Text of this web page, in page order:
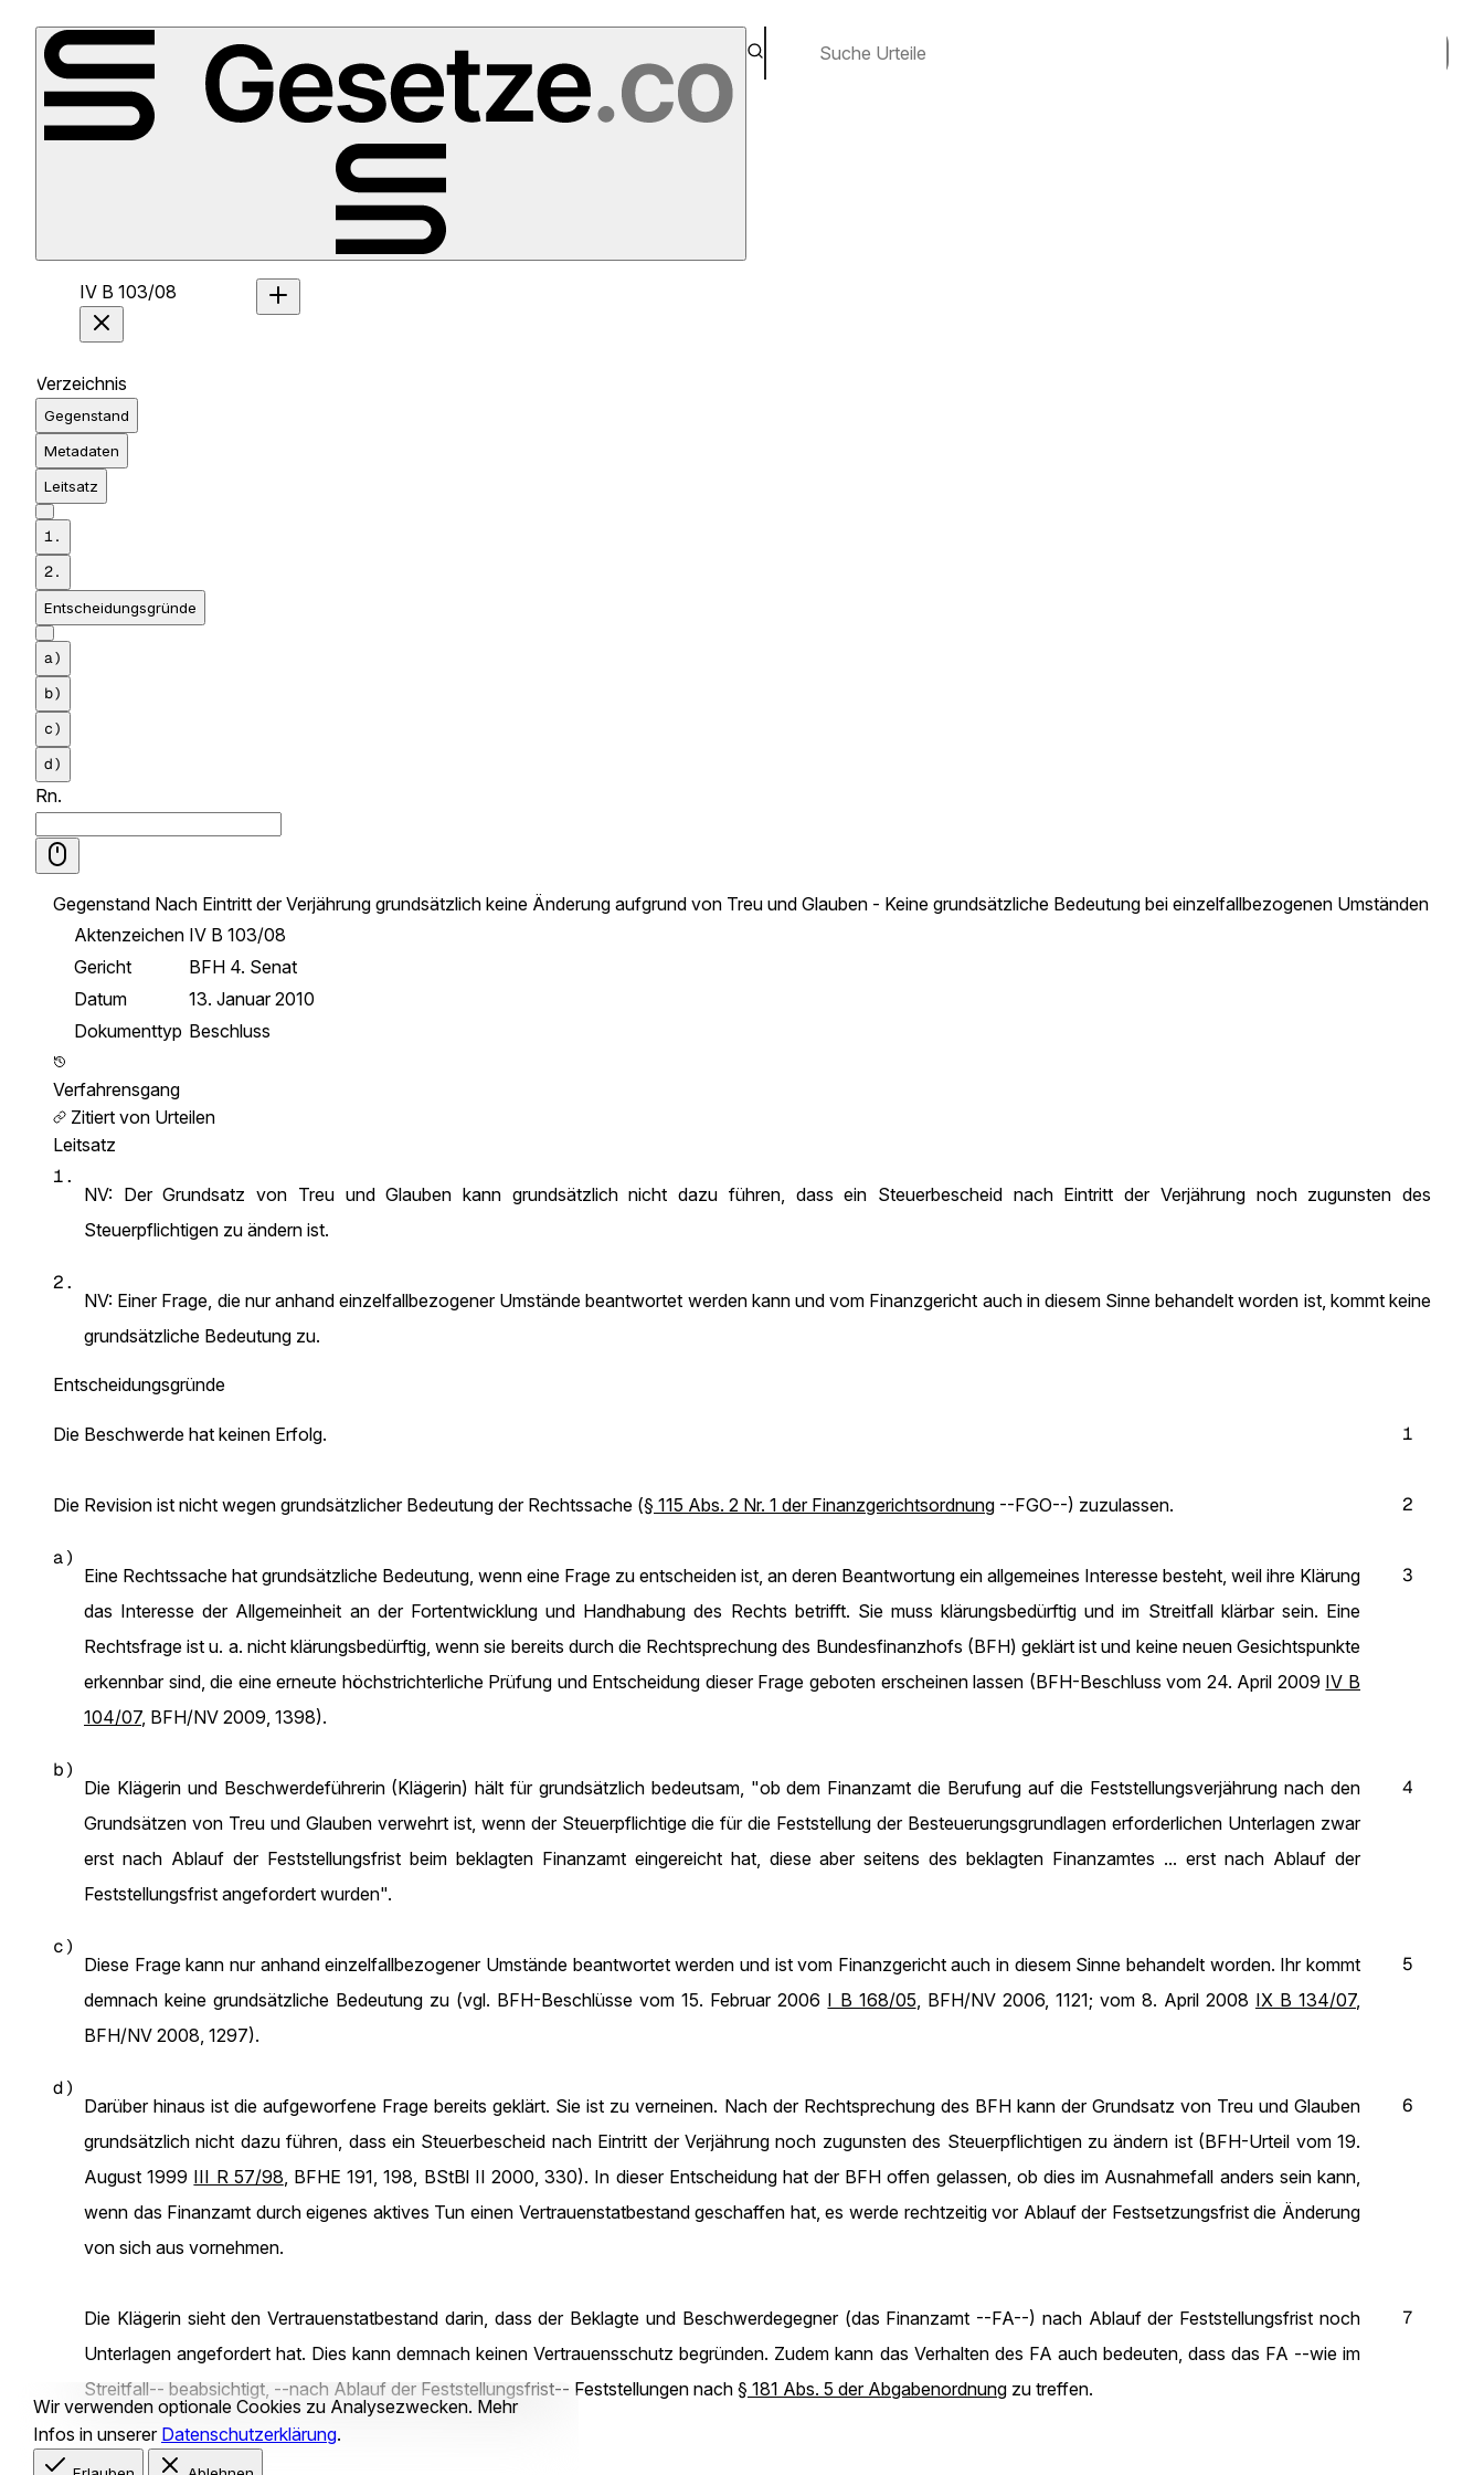
IV B 103/08
Verzeichnis
Gegenstand
Metadaten
Leitsatz
1.
2.
Entscheidungsgründe
a)
b)
c)
d)
Rn.
Gegenstand Nach Eintritt der Verjährung grundsätzlich keine Änderung aufgrund von Treu und Glauben - Keine grundsätzliche Bedeutung bei einzelfallbezogenen Umständen
Aktenzeichen IV B 103/08
Gericht
BFH 4. Senat
Datum
13. Januar 2010
Dokumenttyp Beschluss
Verfahrensgang
Zitiert von Urteilen
Leitsatz
1.
NV: Der Grundsatz von Treu und Glauben kann grundsätzlich nicht dazu führen, dass ein Steuerbescheid nach Eintritt der Verjährung noch zugunsten des
Steuerpflichtigen zu ändern ist.
2.
NV: Einer Frage, die nur anhand einzelfallbezogener Umstände beantwortet werden kann und vom Finanzgericht auch in diesem Sinne behandelt worden ist, kommt keine
grundsätzliche Bedeutung zu.
Entscheidungsgründe
1
Die Beschwerde hat keinen Erfolg.
2
Die Revision ist nicht wegen grundsätzlicher Bedeutung der Rechtssache (§ 115 Abs. 2 Nr. 1 der Finanzgerichtsordnung --FGO--) zuzulassen.
a)
3
Eine Rechtssache hat grundsätzliche Bedeutung, wenn eine Frage zu entscheiden ist, an deren Beantwortung ein allgemeines Interesse besteht, weil ihre Klärung
das Interesse der Allgemeinheit an der Fortentwicklung und Handhabung des Rechts betrifft. Sie muss klärungsbedürftig und im Streitfall klärbar sein. Eine
Rechtsfrage ist u. a. nicht klärungsbedürftig, wenn sie bereits durch die Rechtsprechung des Bundesfinanzhofs (BFH) geklärt ist und keine neuen Gesichtspunkte
erkennbar sind, die eine erneute höchstrichterliche Prüfung und Entscheidung dieser Frage geboten erscheinen lassen (BFH-Beschluss vom 24. April 2009 IV B
104/07, BFH/NV 2009, 1398).
b)
4
Die Klägerin und Beschwerdeführerin (Klägerin) hält für grundsätzlich bedeutsam, "ob dem Finanzamt die Berufung auf die Feststellungsverjährung nach den
Grundsätzen von Treu und Glauben verwehrt ist, wenn der Steuerpflichtige die für die Feststellung der Besteuerungsgrundlagen erforderlichen Unterlagen zwar
erst nach Ablauf der Feststellungsfrist beim beklagten Finanzamt eingereicht hat, diese aber seitens des beklagten Finanzamtes ... erst nach Ablauf der
Feststellungsfrist angefordert wurden".
c)
5
Diese Frage kann nur anhand einzelfallbezogener Umstände beantwortet werden und ist vom Finanzgericht auch in diesem Sinne behandelt worden. Ihr kommt
demnach keine grundsätzliche Bedeutung zu (vgl. BFH-Beschlüsse vom 15. Februar 2006 I B 168/05, BFH/NV 2006, 1121; vom 8. April 2008 IX B 134/07,
BFH/NV 2008, 1297).
d)
6
Darüber hinaus ist die aufgeworfene Frage bereits geklärt. Sie ist zu verneinen. Nach der Rechtsprechung des BFH kann der Grundsatz von Treu und Glauben
grundsätzlich nicht dazu führen, dass ein Steuerbescheid nach Eintritt der Verjährung noch zugunsten des Steuerpflichtigen zu ändern ist (BFH-Urteil vom 19.
August 1999 III R 57/98, BFHE 191, 198, BStBl II 2000, 330). In dieser Entscheidung hat der BFH offen gelassen, ob dies im Ausnahmefall anders sein kann,
wenn das Finanzamt durch eigenes aktives Tun einen Vertrauenstatbestand geschaffen hat, es werde rechtzeitig vor Ablauf der Festsetzungsfrist die Änderung
von sich aus vornehmen.
7
Die Klägerin sieht den Vertrauenstatbestand darin, dass der Beklagte und Beschwerdegegner (das Finanzamt --FA--) nach Ablauf der Feststellungsfrist noch
Unterlagen angefordert hat. Dies kann demnach keinen Vertrauensschutz begründen. Zudem kann das Verhalten des FA auch bedeuten, dass das FA --wie im
Streitfall-- beabsichtigt, --nach Ablauf der Feststellungsfrist-- Feststellungen nach § 181 Abs. 5 der Abgabenordnung zu treffen.
Wir verwenden optionale Cookies zu Analysezwecken. Mehr
Infos in unserer Datenschutzerklärung.